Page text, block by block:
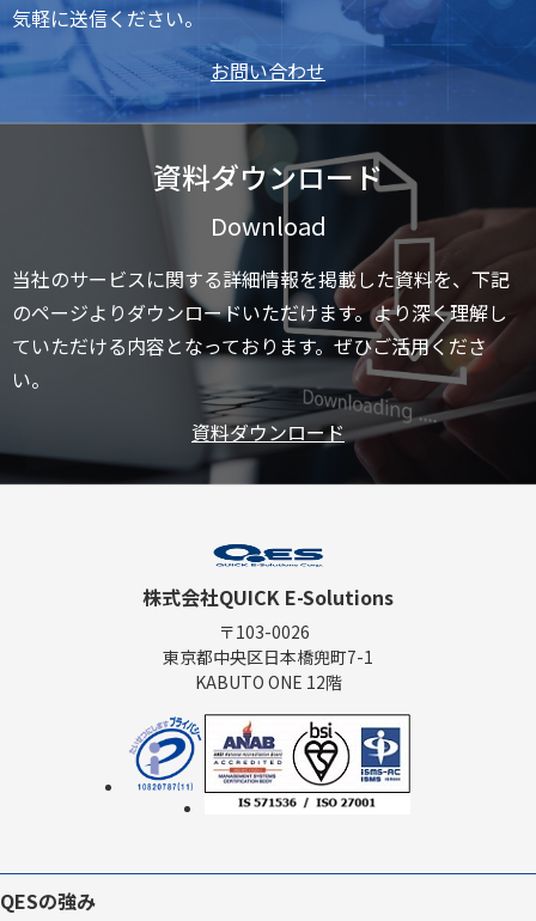
気軽に送信ください。
お問い合わせ
資料ダウンロード
Download
当社のサービスに関する詳細情報を掲載した資料を、下記
のページよりダウンロードいただけます。より深く理解し
ていただける内容となっております。ぜひご活用くださ
い。
資料ダウンロード
株式会社QUICK E-Solutions
〒103-0026
東京都中央区日本橋兜町7-1
KABUTO ONE 12階
QESの強み